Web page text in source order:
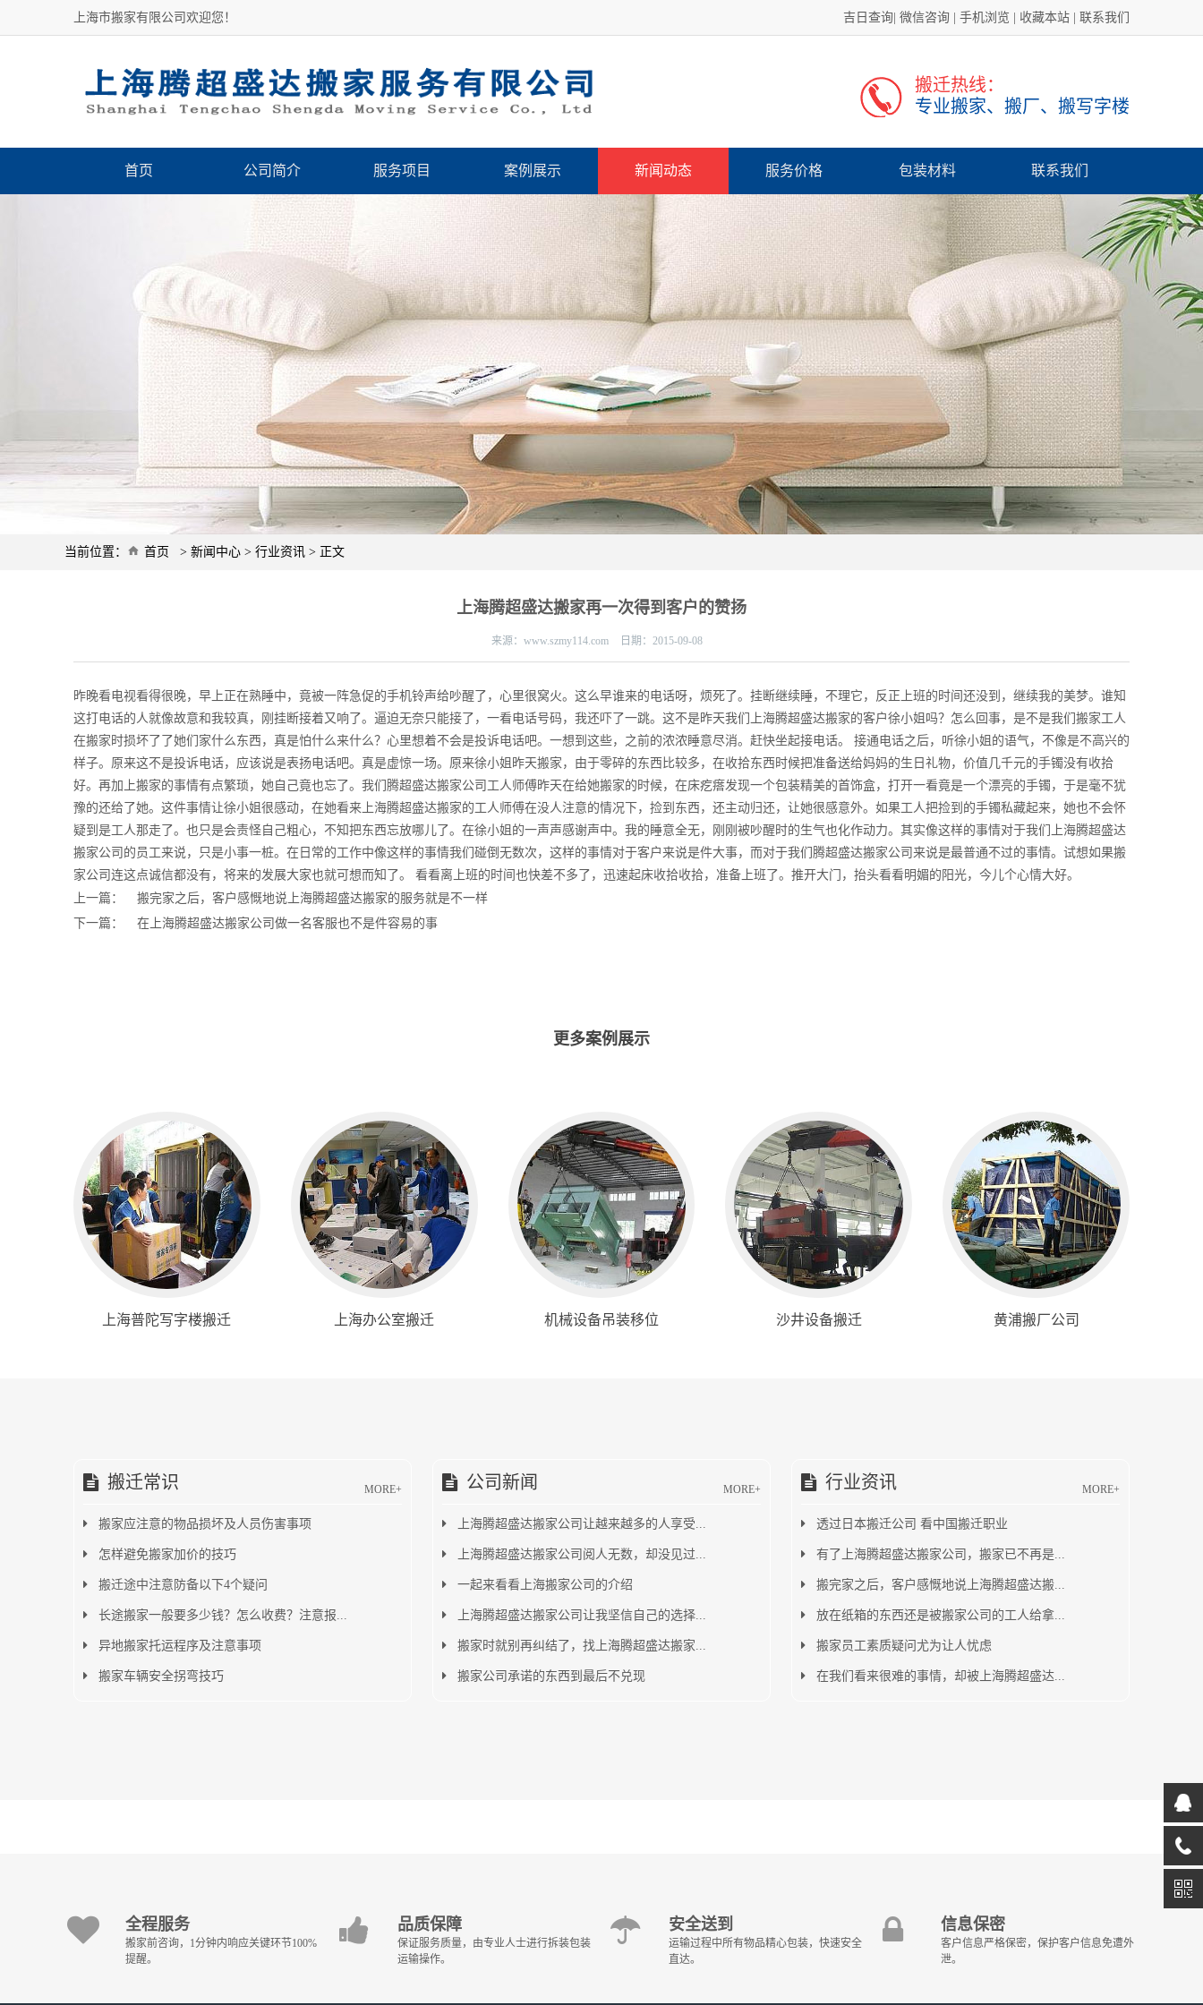
上海市搬家有限公司欢迎您！ 吉日查询 微信咨询 手机浏览 收藏本站 联系我们
搬迁热线：
专业搬家、搬厂、搬写字楼
首页 公司简介 服务项目 案例展示 新闻动态 服务价格 包装材料 联系我们
当前位置： 首页 > 新闻中心 > 行业资讯 > 正文
上海腾超盛达搬家再一次得到客户的赞扬
来源： www.szmy114.com 日期： 2015-09-08
昨晚看电视看得很晚，早上正在熟睡中，竟被一阵急促的手机铃声给吵醒了，心里很窝火。这么早谁来的电话呀，烦死了。挂断继续睡，不理它，反正上班的时间还没到，继续我的美梦。谁知
这打电话的人就像故意和我较真，刚挂断接着又响了。逼迫无奈只能接了，一看电话号码，我还吓了一跳。这不是昨天我们上海腾超盛达搬家的客户徐小姐吗？怎么回事，是不是我们搬家工人
在搬家时损坏了了她们家什么东西，真是怕什么来什么？心里想着不会是投诉电话吧。一想到这些，之前的浓浓睡意尽消。赶快坐起接电话。 接通电话之后，听徐小姐的语气，不像是不高兴的
样子。原来这不是投诉电话，应该说是表扬电话吧。真是虚惊一场。原来徐小姐昨天搬家，由于零碎的东西比较多，在收拾东西时候把准备送给妈妈的生日礼物，价值几千元的手镯没有收拾
好。再加上搬家的事情有点繁琐，她自己竟也忘了。我们腾超盛达搬家公司工人师傅昨天在给她搬家的时候，在床疙瘩发现一个包装精美的首饰盒，打开一看竟是一个漂亮的手镯，于是毫不犹
豫的还给了她。这件事情让徐小姐很感动，在她看来上海腾超盛达搬家的工人师傅在没人注意的情况下，捡到东西，还主动归还，让她很感意外。如果工人把捡到的手镯私藏起来，她也不会怀
疑到是工人那走了。也只是会责怪自己粗心，不知把东西忘放哪儿了。在徐小姐的一声声感谢声中。我的睡意全无，刚刚被吵醒时的生气也化作动力。其实像这样的事情对于我们上海腾超盛达
搬家公司的员工来说，只是小事一桩。在日常的工作中像这样的事情我们碰倒无数次，这样的事情对于客户来说是件大事，而对于我们腾超盛达搬家公司来说是最普通不过的事情。试想如果搬
家公司连这点诚信都没有，将来的发展大家也就可想而知了。 看看离上班的时间也快差不多了，迅速起床收拾收拾，准备上班了。推开大门，抬头看看明媚的阳光，今儿个心情大好。
上一篇：
搬完家之后，客户感慨地说上海腾超盛达搬家的服务就是不一样
下一篇：
在上海腾超盛达搬家公司做一名客服也不是件容易的事
更多案例展示
上海普陀写字楼搬迁 上海办公室搬迁 机械设备吊装移位 沙井设备搬迁 黄浦搬厂公司
搬迁常识 MORE+
搬家应注意的物品损坏及人员伤害事项
怎样避免搬家加价的技巧
搬迁途中注意防备以下4个疑问
长途搬家一般要多少钱？怎么收费？注意报...
异地搬家托运程序及注意事项
搬家车辆安全拐弯技巧
公司新闻 MORE+
上海腾超盛达搬家公司让越来越多的人享受...
上海腾超盛达搬家公司阅人无数，却没见过...
一起来看看上海搬家公司的介绍
上海腾超盛达搬家公司让我坚信自己的选择...
搬家时就别再纠结了，找上海腾超盛达搬家...
搬家公司承诺的东西到最后不兑现
行业资讯 MORE+
透过日本搬迁公司 看中国搬迁职业
有了上海腾超盛达搬家公司，搬家已不再是...
搬完家之后，客户感慨地说上海腾超盛达搬...
放在纸箱的东西还是被搬家公司的工人给拿...
搬家员工素质疑问尤为让人忧虑
在我们看来很难的事情，却被上海腾超盛达...
全程服务
搬家前咨询，1分钟内响应关键环节100%
提醒。
品质保障
保证服务质量，由专业人士进行拆装包装
运输操作。
安全送到
运输过程中所有物品精心包装，快速安全
直达。
信息保密
客户信息严格保密，保护客户信息免遭外
泄。